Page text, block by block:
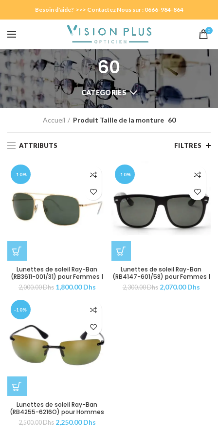
Besoin d'aide? >>> Contactez Nous sur : 0666-984-864
0
60
CATEGORIES
Accueil Produit Taille de la monture 60
ATTRIBUTS FILTRES
-10%
Lunettes de soleil Ray-Ban
(RB3611-001/31) pour Femmes |
Hommes
2,000.00Dhs 1,800.00Dhs
-10%
Lunettes de soleil Ray-Ban
(RB4147-601/58) pour Femmes |
Hommes
2,300.00Dhs 2,070.00Dhs
-10%
Lunettes de soleil Ray-Ban
(RB4255-6216O) pour Hommes
2,500.00Dhs 2,250.00Dhs